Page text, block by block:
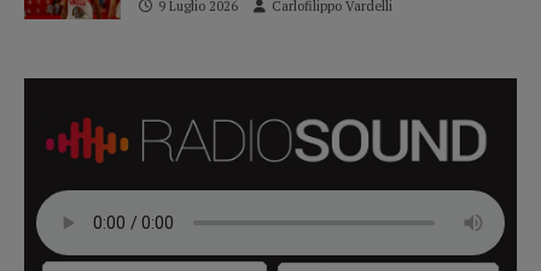
9 Luglio 2026 Carlofilippo Vardelli